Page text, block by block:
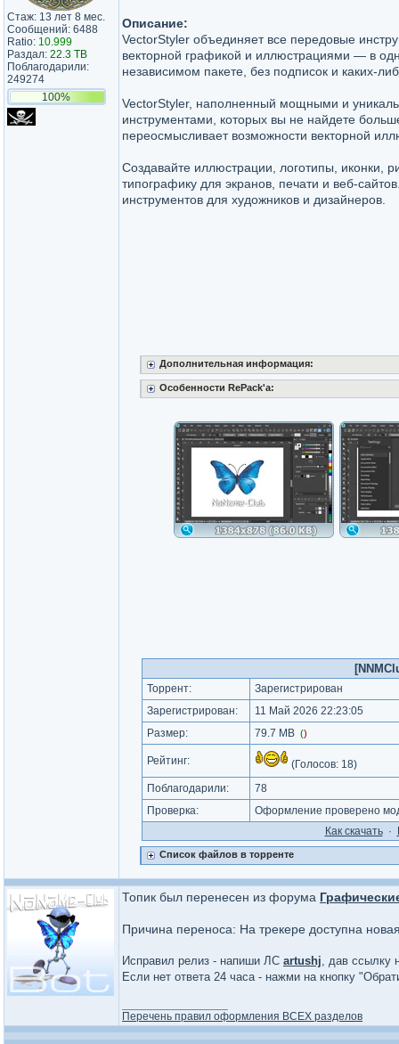
Стаж: 13 лет 8 мес.
Сообщений: 6488
Ratio: 10.999
Раздал: 22.3 TB
Поблагодарили:
249274
100%
Описание:
VectorStyler объединяет все передовые
векторной графикой и иллюстрациями — в
независимом пакете, без подписок и каких-
VectorStyler, наполненный мощными и
инструментами, которых вы не найдете
переосмысливает возможности векторной
Создавайте иллюстрации, логотипы, иконки,
типографику для экранов, печати и веб-
инструментов для художников и дизайнеров.
Дополнительная информация:
Особенности RePack'a:
Торрент:
Зарегистрирован
Зарегистрирован:
11 Май 2026 22:23:05
Размер:
79.7 MB ()
Рейтинг: (Голосов: 18)
Поблагодарили:
78
Проверка:
Оформление проверено
Как cкачать·
Список файлов в торренте
Топик был перенесен из форума
Причина переноса: На трекере доступна
Исправил релиз - напиши ЛС artushj, дав ссылку
Если нет ответа 24 часа - нажми на кнопку
Перечень правил оформления ВСЕХ разделов